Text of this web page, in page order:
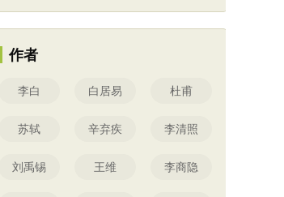
作者
李白 白居易 杜甫
苏轼 辛弃疾 李清照
刘禹锡 王维 李商隐